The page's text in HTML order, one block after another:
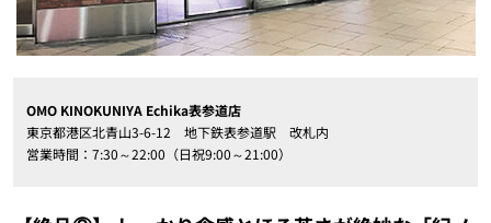
OMO KINOKUNIYA Echika表参道店
東京都港区北青山3-6-12 地下鉄表参道駅 改札内
営業時間：7:30～22:00（日祝9:00～21:00）